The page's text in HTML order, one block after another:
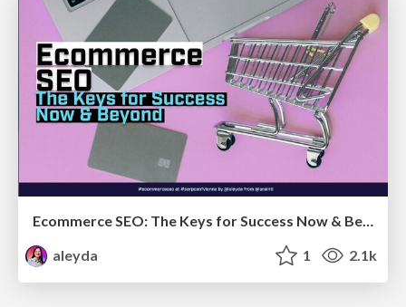
Ecommerce SEO: The Keys for Success Now & Beyond - #SERPConf2024
aleyda
1 2.1k